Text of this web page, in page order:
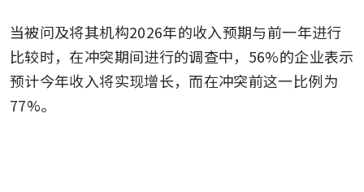
当被问及将其机构2026年的收入预期与前一年进行
比较时，在冲突期间进行的调查中，56%的企业表示
预计今年收入将实现增长，而在冲突前这一比例为
77%。